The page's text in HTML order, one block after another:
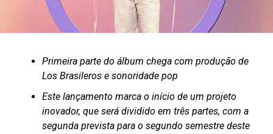
Primeira parte do álbum chega com produção de
Los Brasileros e sonoridade pop
Este lançamento marca o início de um projeto
inovador, que será dividido em três partes, com a
segunda prevista para o segundo semestre deste